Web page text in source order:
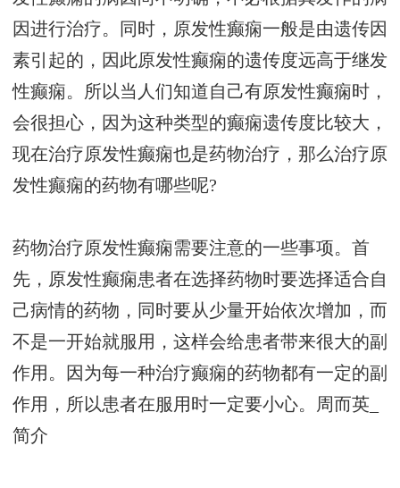
因进行治疗。同时，原发性癫痫一般是由遗传因
素引起的，因此原发性癫痫的遗传度远高于继发
性癫痫。所以当人们知道自己有原发性癫痫时，
会很担心，因为这种类型的癫痫遗传度比较大，
现在治疗原发性癫痫也是药物治疗，那么治疗原
发性癫痫的药物有哪些呢?
药物治疗原发性癫痫需要注意的一些事项。首
先，原发性癫痫患者在选择药物时要选择适合自
己病情的药物，同时要从少量开始依次增加，而
不是一开始就服用，这样会给患者带来很大的副
作用。因为每一种治疗癫痫的药物都有一定的副
作用，所以患者在服用时一定要小心。 周而英_
简介